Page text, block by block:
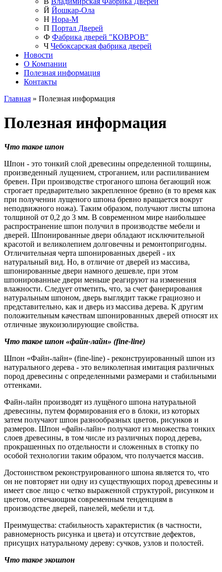
Й Йошкар-Ола
Н Нора-М
П Портал Дверей
Ф Фабрика дверей "КОВРОВ"
Ч Чебоксарская фабрика дверей
Новости
О Компании
Полезная информация
Контакты
Главная » Полезная информация
Полезная информация
Что такое шпон
Шпон - это тонкий слой древесины определенной толщины,
произведенный лущением, строганием, или распиливанием
бревен. При производстве строганого шпона бегающий нож
строгает предварительно закрепленное бревно (в то время как
при получении лущеного шпона бревно вращается вокруг
неподвижного ножа). Таким образом, получают листы шпона
толщиной от 0,2 до 3 мм. В современном мире наибольшее
распространение шпон получил в производстве мебели и
дверей. Шпонированные двери обладают исключительной
красотой и великолепием долговечны и ремонтопригодны.
Отличительная черта шпонированных дверей - их
натуральный вид. Но, в отличие от дверей из массива,
шпонированные двери намного дешевле, при этом
шпонированные двери меньше реагируют на изменения
влажности. Следует отметить, что, за счет фанерирования
натуральным шпоном, дверь выглядит также грациозно и
представительно, как и дверь из массива дерева. К другим
положительным качествам шпонированных дверей относят их
отличные звукоизолирующие свойства.
Что такое шпон «файн-лайн» (fine-line)
Шпон «Файн-лайн» (fine-line) - реконструированный шпон из
натурального дерева - это великолепная имитация различных
пород древесины с определенными размерами и стабильными
оттенками.
Файн-лайн производят из лущёного шпона натуральной
древесины, путем формирования его в блоки, из которых
затем получают шпон разнообразных цветов, рисунков и
размеров. Шпон «файн-лайн» получают из множества тонких
слоев древесины, в том числе из различных пород дерева,
прокрашенных по отдельности и сложенных в стопку по
особой технологии таким образом, что получается массив.
Достоинством реконструированного шпона является то, что
он не повторяет ни одну из существующих пород древесины и
имеет свое лицо с четко выраженной структурой, рисунком и
цветом, отвечающим современным тенденциям в
производстве дверей, панелей, мебели и т.д.
Преимущества: стабильность характеристик (в частности,
равномерность рисунка и цвета) и отсутствие дефектов,
присущих натуральному дереву: сучков, узлов и полостей.
Что такое экошпон